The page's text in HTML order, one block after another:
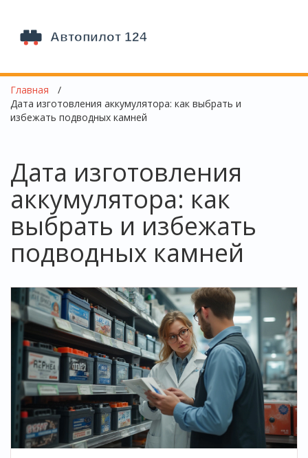
Главная
Дата изготовления аккумулятора: как выбрать и
избежать подводных камней
Дата изготовления
аккумулятора: как
выбрать и избежать
подводных камней